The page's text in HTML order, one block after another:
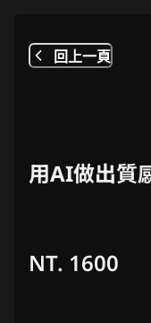
回上一頁
用AI做出質
NT. 1600